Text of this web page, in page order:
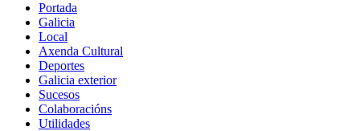
Portada
Galicia
Local
Axenda Cultural
Deportes
Galicia exterior
Sucesos
Colaboracións
Utilidades